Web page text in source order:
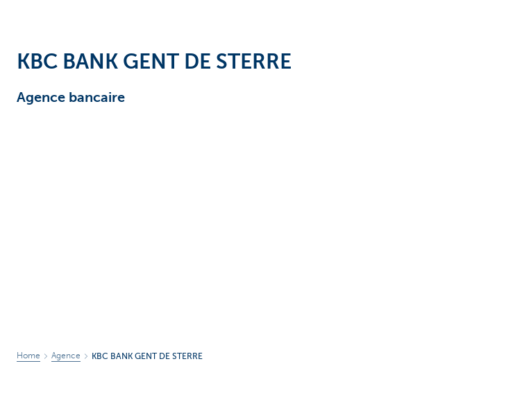
KBC BANK GENT DE STERRE
Agence bancaire
Home Agence KBC BANK GENT DE STERRE